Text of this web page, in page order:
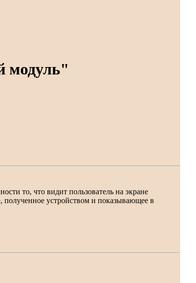
модуль"
то, что видит пользователь на экране
полученное устройством и показывающее в